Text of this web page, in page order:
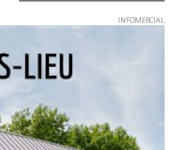
INFOMERCIAL